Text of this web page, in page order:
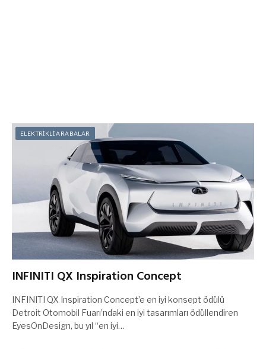
ELEKTRİKLİ ARABALAR
INFINITI QX Inspiration Concept
INFINITI QX Inspiration Concept’e en iyi konsept ödülü
Detroit Otomobil Fuarı’ndaki en iyi tasarımları ödüllendiren
EyesOnDesign, bu yıl “en iyi…